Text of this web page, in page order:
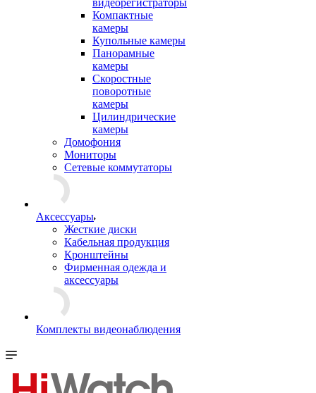
видеорегистраторы
Компактные
камеры
Купольные камеры
Панорамные
камеры
Скоростные
поворотные
камеры
Цилиндрические
камеры
Домофония
Мониторы
Сетевые коммутаторы
Аксессуары
Жесткие диски
Кабельная продукция
Кронштейны
Фирменная одежда и
аксессуары
Комплекты видеонаблюдения